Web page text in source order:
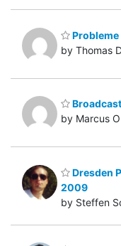
by Thomas
by Marcus
Dresden
2009
by Steffen